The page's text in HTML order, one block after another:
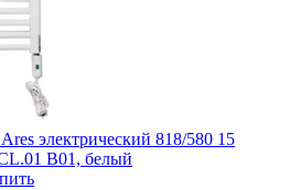
электрический 818/580 15
B01, белый